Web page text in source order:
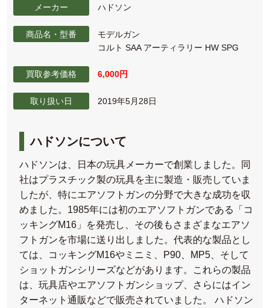
メーカー ハドソン
商品名・型番
モデルガン
コルト SAA アーティラリー HW SPG
買取参考価格 6,000円
取り扱い日 2019年5月28日
ハドソンについて
ハドソンは、日本の玩具メーカーで創業しました。同
社はプラスチック製の玩具を主に製造・販売していま
したが、特にエアソフトガンの分野で大きな成功を収
めました。1985年には初のエアソフトガンである「コ
ッキングM16」を発売し、その後もさまざまなエアソ
フトガンを市場に送り出しました。代表的な製品とし
ては、コッキングM16やミニミ、P90、MP5、そして
ショットガンシリーズなどがあります。これらの製品
は、玩具店やエアソフトガンショップ、さらにはイン
ターネット通販などで販売されていました。 ハドソン